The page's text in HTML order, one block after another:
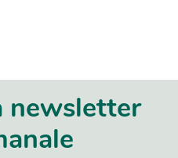
newsletter